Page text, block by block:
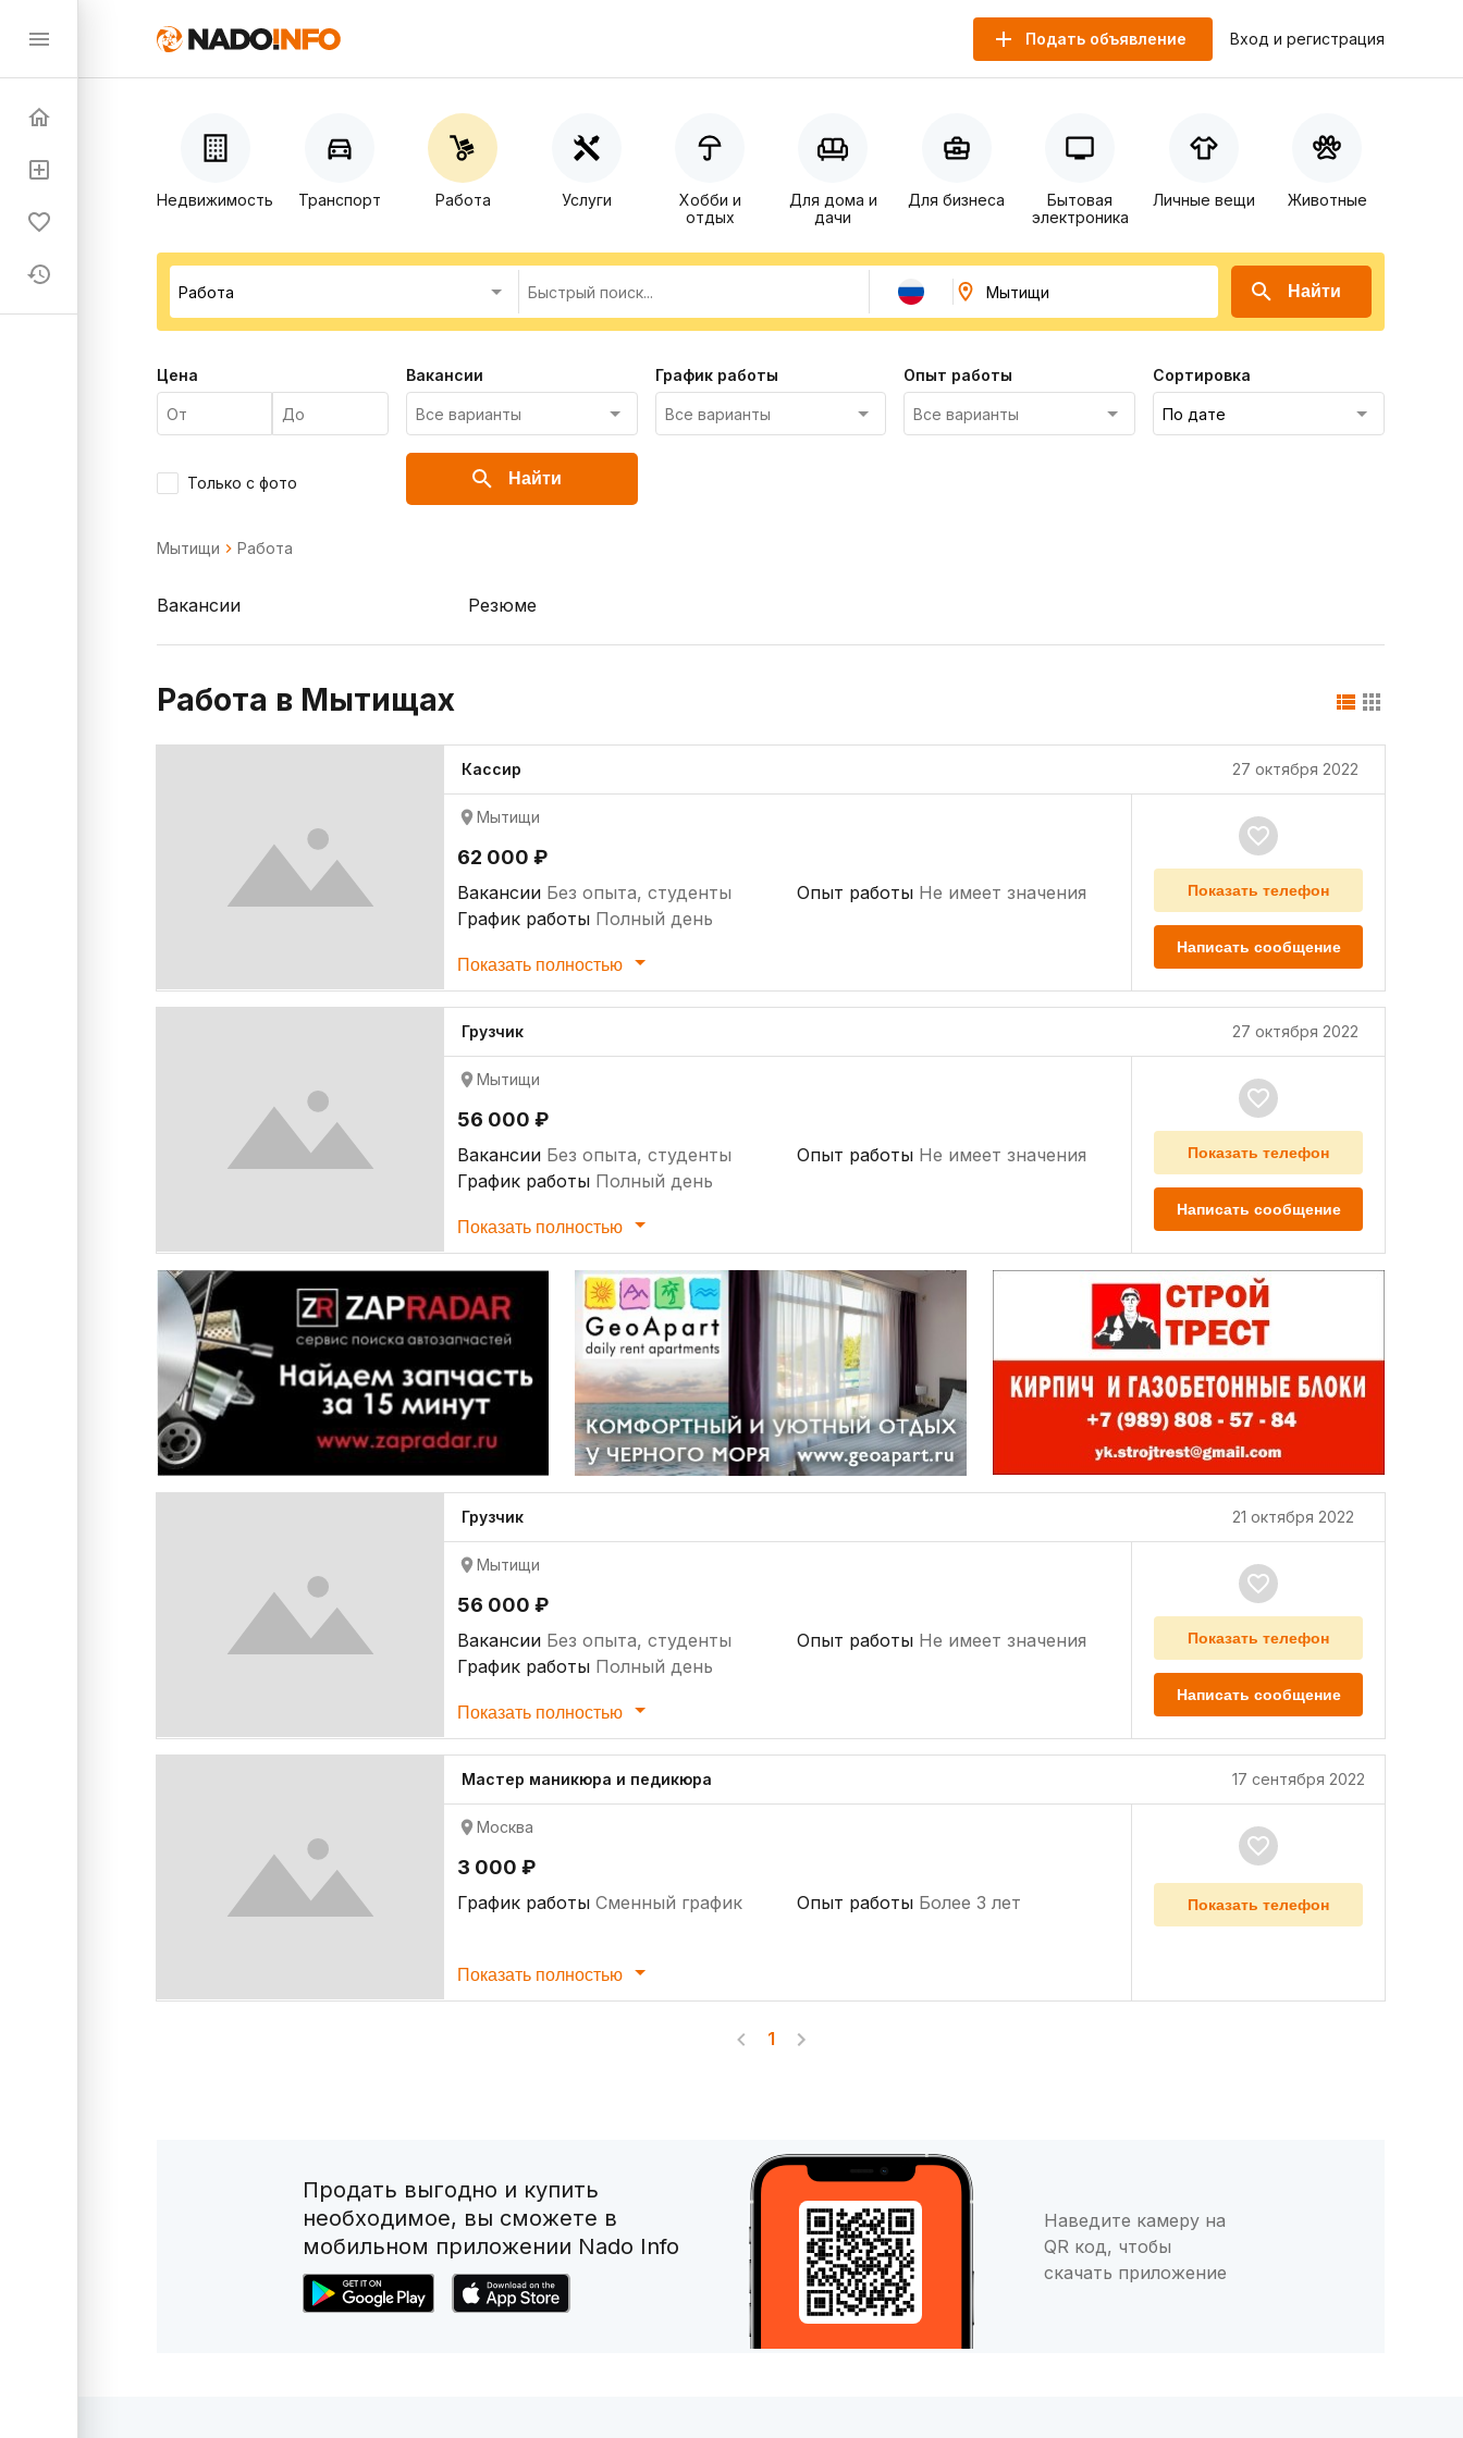
Подать объявление Вход и регистрация
Недвижимость Транспорт Работа Услуги
Хобби и
отдых
Для дома и
дачи
Для бизнеса
Бытовая
электроника
Личные вещи Животные
Найти
Цена Вакансии График работы Опыт работы Сортировка
Только с фото Найти
Мытищи Работа
Вакансии Резюме
Работа в Мытищах
Кассир 27 октября 2022
Мытищи
62 000 ₽
Вакансии Без опыта, студенты
График работы Полный день
Опыт работы Не имеет значения
Показать полностью
Показать телефон
Написать сообщение
Грузчик 27 октября 2022
Мытищи
56 000 ₽
Вакансии Без опыта, студенты
График работы Полный день
Опыт работы Не имеет значения
Показать полностью
Показать телефон
Написать сообщение
Грузчик 21 октября 2022
Мытищи
56 000 ₽
Вакансии Без опыта, студенты
График работы Полный день
Опыт работы Не имеет значения
Показать полностью
Показать телефон
Написать сообщение
Мастер маникюра и педикюра 17 сентября 2022
Москва
3 000 ₽
График работы Сменный график Опыт работы Более 3 лет
Показать полностью
Показать телефон
1
Продать выгодно и купить
необходимое, вы сможете в
мобильном приложении Nado Info
Наведите камеру на
QR код, чтобы
скачать приложение